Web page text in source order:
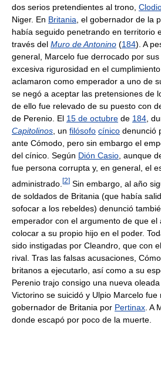
dos serios pretendientes al trono,
Niger. En Britania , el gobernador de la
había seguido penetrando en territorio
través del Muro de Antonino (184). A
general, Marcelo fue derrocado por
excesiva rigurosidad en el
aclamaron como emperador a uno de
se negó a aceptar las pretensiones de
de ello fue relevado de su puesto con
de Perenio. El 15 de octubre de 184 ,
Capitolinos , un filósofo cínico denunció
ante Cómodo, pero sin embargo el
del cínico. Según Dión Casio , aunque
fue persona corrupta y, en general, el
administrado. [2] Sin embargo, al año
de soldados de Britania (que había
sofocar a los rebeldes) denunció
emperador con el argumento de que
colocar a su propio hijo en el poder.
sido instigadas por Cleandro, que con
rival. Tras las falsas acusaciones,
britanos a ejecutarlo, así como a su
Perenio trajo consigo una nueva
Victorino se suicidó y Ulpio Marcelo
gobernador de Britania por Pertinax . A
donde escapó por poco de la muerte.